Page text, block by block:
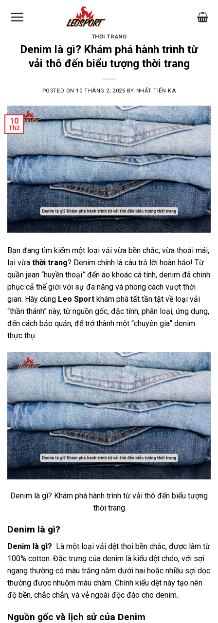
THỜI TRANG
Denim là gì? Khám phá hành trình từ
vải thô đến biểu tượng thời trang
POSTED ON10 THÁNG 2, 2025 BY NHẤT TIẾN KA
10
Th2
Bạn đang tìm kiếm một loại vải vừa bền chắc, vừa thoải mái,
lại vừa thời trang? Denim chính là câu trả lời hoàn hảo! Từ
quần jean “huyền thoại” đến áo khoác cá tính, denim đã chinh
phục cả thế giới với sự đa năng và phong cách vượt thời
gian. Hãy cùng Leo Sport khám phá tất tần tật về loại vải
“thần thánh” này, từ nguồn gốc, đặc tính, phân loại, ứng dụng,
đến cách bảo quản, để trở thành một “chuyên gia” denim
thực thụ.
Denim là gì? Khám phá hành trình từ vải thô đến biểu tượng
thời trang
Denim là gì?
Denim là gì? Là một loại vải dệt thoi bền chắc, được làm từ
100% cotton. Đặc trưng của denim là kiểu dệt chéo, với sợi
ngang thường có màu trắng nằm dưới hai hoặc nhiều sợi dọc
thường được nhuộm màu chàm. Chính kiểu dệt này tạo nên
độ bền, chắc chắn, và vẻ ngoài độc đáo cho denim.
Nguồn gốc và lịch sử của Denim